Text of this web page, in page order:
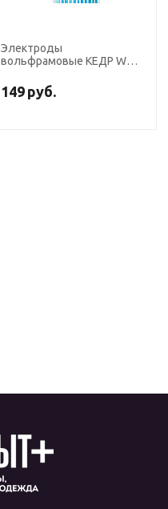
Электроды
вольфрамовые КЕДР WC-
(серый) AC/DC
149 руб.